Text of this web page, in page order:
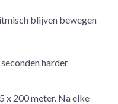
blijven bewegen
harder
x 200 meter. Na elke